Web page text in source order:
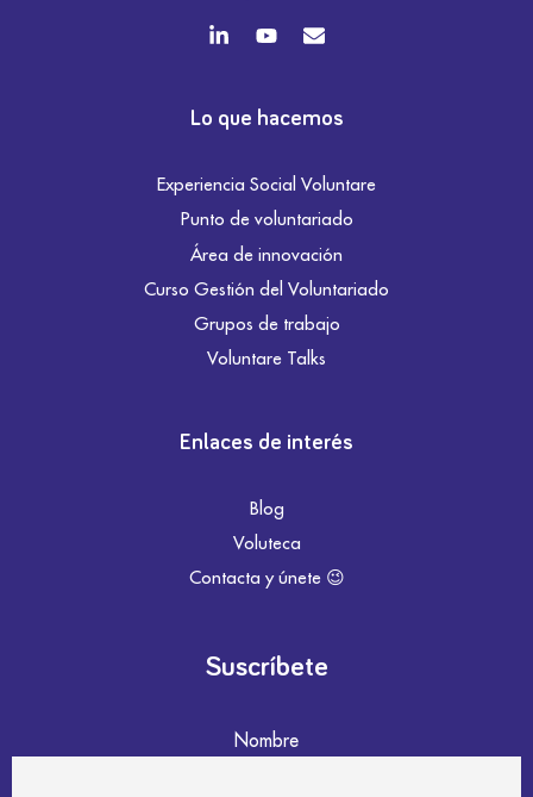
Lo que hacemos
Experiencia Social Voluntare
Punto de voluntariado
Área de innovación
Curso Gestión del Voluntariado
Grupos de trabajo
Voluntare Talks
Enlaces de interés
Blog
Voluteca
Contacta y únete 😉
Suscríbete
Nombre